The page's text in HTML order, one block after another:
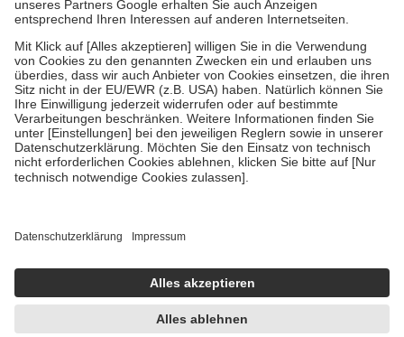
Um das Engagement der Versicherten für ihre eigene Gesundheit zu
stärken und die besondere Stellung der Familie zu unterstützen,
fallenkeine Zuzahlungenan bei:
• Kindern und Jugendlichen bis zum vollendeten 18. Lebensjahr
mit Ausnahme der Fahrkosten
• Untersuchungen zur Vorsorge und Früherkennung, die von der
GKV getragen werden
• empfohlenen Schutzimpfungen
• Harn- und Blutteststreifen
getroffen, um sicherzustellen, dass es sich um echte Bewertungen
https://help.etrusted.com/hc/de/articles/4419944605341
Einige Bilder und Inhalte wurden unter Zuhilfenahme künstlicher